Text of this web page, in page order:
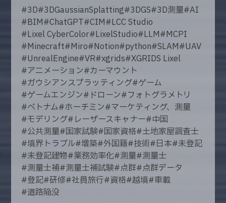
#3D#3DGaussianSplatting#3DGS#3D測量#AI
#BIM#ChatGPT#CIM#LCC Studio
#Lixel CyberColor#LixelStudio#LLM#MCPI
#Minecraft#Miro#Notion#python#SLAM#UAV
#UnrealEngine#VR#xgrids#XGRIDS Lixel
#アニメーション#カーマウント
#ガウシアンスプラッティング#ゲーム
#ゲームエンジン# ドローン#フォトグラメトリ
#ベトナム#ホーチミン#マーケティング、測量
#モデリング# レーザースキャナー#中国
#公共測量#国家試験#国家資格#土地家屋調査士
#境界トラブル#増築#外国籍#技術#日本#未登記
#未登記建物#業務効率化#測量#測量士
#測量士補#測量士補試験#点群#点群データ
#登記#研修#社員旅行#資格#越境#車載
#道路陥没